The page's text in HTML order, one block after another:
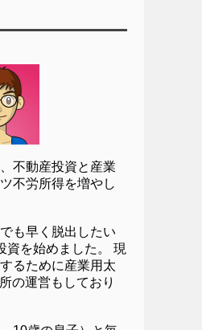
不動産投資と産業
不労所得を増やし
も早く脱出したい
資を始めました。 現
るために産業用太
の運営もしており